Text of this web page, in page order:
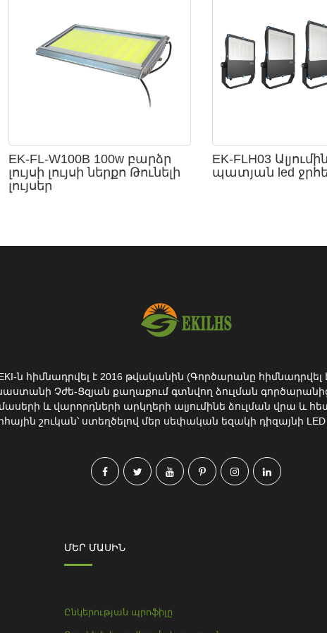
EK-FL-W100B 100w բարձր
լույսի լույսի ներքո Թունելի
լույսեր
EK-FLH03
պատյան led
EKI-ն հիմնադրվել է 2016 թվականին (Գործարանը հիմնադրվել
Չժե-Ցզյան քաղաքում գտնվող ձուլման
և վարորդների արկղերի ալյումինե ձուլման վրա և
շուկան՝ ստեղծելով մեր սեփական եզակի դիզայնի LED
ՄԵՐ ՄԱՍԻՆ
Ընկերության պրոֆիլը